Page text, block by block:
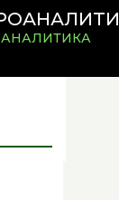
АНАЛИТИКА